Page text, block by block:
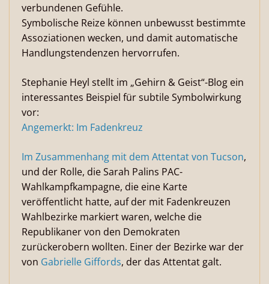
verbundenen Gefühle.
Symbolische Reize können unbewusst bestimmte
Assoziationen wecken, und damit automatische
Handlungstendenzen hervorrufen.
Stephanie Heyl stellt im „Gehirn & Geist“-Blog ein
interessantes Beispiel für subtile Symbolwirkung
vor:
Angemerkt: Im Fadenkreuz
Im Zusammenhang mit dem Attentat von Tucson,
und der Rolle, die Sarah Palins PAC-
Wahlkampfkampagne, die eine Karte
veröffentlicht hatte, auf der mit Fadenkreuzen
Wahlbezirke markiert waren, welche die
Republikaner von den Demokraten
zurückerobern wollten. Einer der Bezirke war der
von Gabrielle Giffords, der das Attentat galt.